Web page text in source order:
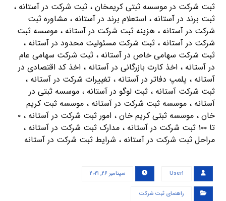
ثبت شرکت در موسسه ثبتی کریمخان ، ثبت شرکت در آستانه ،
ثبت برند در آستانه ، استعلام برند در آستانه ، مشاوره ثبت
شرکت در آستانه ، هزینه ثبت شرکت در آستانه ، موسسه ثبت
شرکت در آستانه ، ثبت شرکت مسئولیت محدود در آستانه ،
ثبت شرکت سهامی خاص در آستانه ، ثبت شرکت سهامی عام
در آستانه ، اخذ کارت بازرگانی در آستانه ، اخذ کد اقتصادی در
آستانه ، پلمپ دفاتر در آستانه ، تغییرات شرکت در آستانه ،
ثبت شرکت آستانه ، ثبت لوگو در آستانه ، موسسه ثبتی در
آستانه ، موسسه ثبت شرکت در آستانه ، موسسه ثبت کریم
خان ، موسسه ثبتی کریم خان ، امور ثبت شرکت در آستانه ، ۰
تا ۱۰۰ ثبت شرکت در آستانه ، مدارک ثبت شرکت در آستانه ،
مراحل ثبت شرکت در آستانه ، شرایط ثبت شرکت در آستانه
User۱ سپتامبر ۲۶, ۲۰۲۱
راهنمای ثبت شرکت